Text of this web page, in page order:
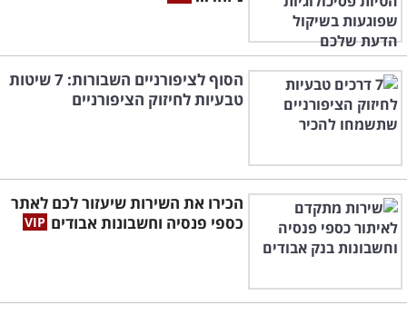
הסוף לציפורניים השבורות: 7 שיטות
טבעיות לחיזוק הציפורניים
הכירו את השירות שיעזור לכם לאתר
כספי פנסיה וחשבונות אבודים